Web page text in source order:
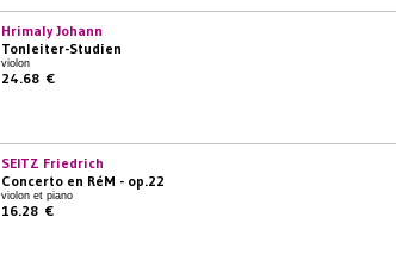
Hrimaly Johann
Tonleiter-Studien
violon
24.68 €
SEITZ Friedrich
Concerto en RéM - op.22
violon et piano
16.28 €